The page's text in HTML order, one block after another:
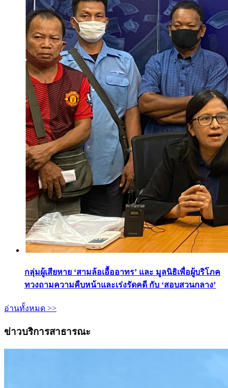
กลุ่มผู้เสียหาย ‘สามล้อเอื้ออาทร’ และ มูลนิธิเพื่อผู้บริโภค
ทวงถามความคืบหน้าและเร่งรัดคดี กับ ‘สอบสวนกลาง’
อ่านทั้งหมด >>
ข่าวบริการสาธารณะ